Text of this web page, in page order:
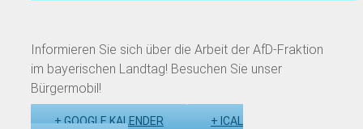
Informieren Sie sich über die Arbeit der AfD-Fraktion
im bayerischen Landtag! Besuchen Sie unser
Bürgermobil!
+ GOOGLE KALENDER
+ ICAL